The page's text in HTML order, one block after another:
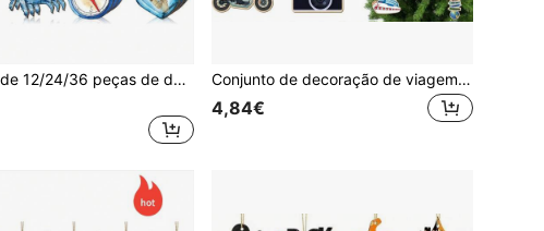
Conjunto de 12/24/36 peças de decorações de madeira com tema de aventura marítima, decoração de praia de verão, inclui leme, concha, baleia, estrela-do-mar, barco, farol e garrafa de madeira flutuante, ideal para festas náuticas, decorações de Natal, presentes de Natal e decoração natalina.
Conjunto de decoração de viagem com 12, 24 ou 36 peças, enfeites de madeira incluindo árvore de Natal, avião, câmera, bilhete, pontos turísticos mundiais, decoração natalina com tema de viagem, presente para viajantes e aventureiras.
4,84€